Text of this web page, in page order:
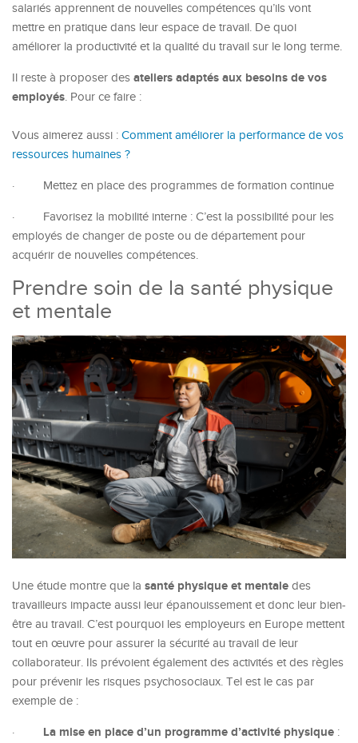
salariés apprennent de nouvelles compétences qu’ils vont
mettre en pratique dans leur espace de travail. De quoi
améliorer la productivité et la qualité du travail sur le long terme.
Il reste à proposer des ateliers adaptés aux besoins de vos
employés. Pour ce faire :
Vous aimerez aussi : Comment améliorer la performance de vos
ressources humaines ?
· Mettez en place des programmes de formation continue
· Favorisez la mobilité interne : C’est la possibilité pour les
employés de changer de poste ou de département pour
acquérir de nouvelles compétences.
Prendre soin de la santé physique
et mentale
Une étude montre que la santé physique et mentale des
travailleurs impacte aussi leur épanouissement et donc leur bien-
être au travail. C’est pourquoi les employeurs en Europe mettent
tout en œuvre pour assurer la sécurité au travail de leur
collaborateur. Ils prévoient également des activités et des règles
pour prévenir les risques psychosociaux. Tel est le cas par
exemple de :
· La mise en place d’un programme d’activité physique :